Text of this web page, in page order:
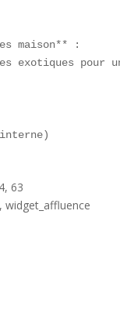
maison** :
exotiques pour
interne)
63
widget_affluence